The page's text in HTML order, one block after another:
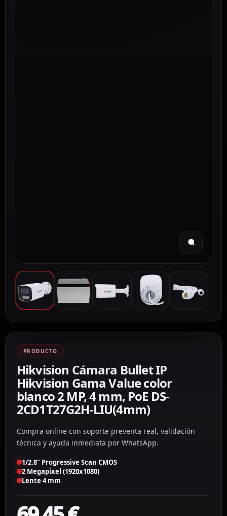
PRODUCTO
Hikvision Cámara Bullet IP
Hikvision Gama Value color
blanco 2 MP, 4 mm, PoE DS-
2CD1T27G2H-LIU(4mm)
Compra online con soporte preventa real, validación
técnica y ayuda inmediata por WhatsApp.
1/2.8" Progressive Scan CMOS
2 Megapixel (1920x1080)
Lente 4 mm